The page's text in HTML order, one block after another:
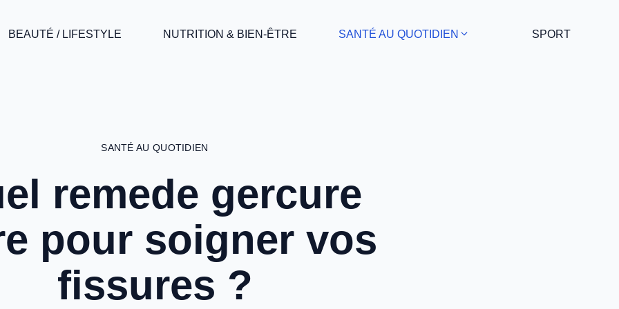
BEAUTÉ / LIFESTYLE NUTRITION & BIEN-ÊTRE SANTÉ AU QUOTIDIEN SPORT
SANTÉ AU QUOTIDIEN
remede gercure
pour soigner vos
fissures ?